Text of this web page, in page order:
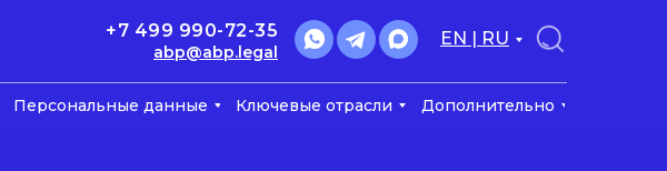
Персональные данные Ключевые отрасли Дополнительно
abp@abp.legal
+7 499 990-72-35 EN | RU